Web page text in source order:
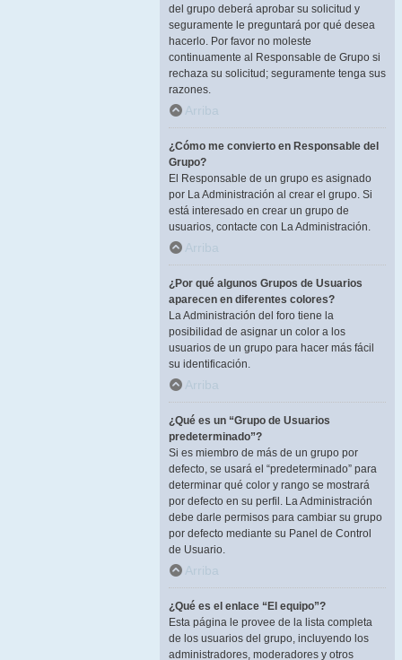
del grupo deberá aprobar su solicitud y
seguramente le preguntará por qué desea
hacerlo. Por favor no moleste
continuamente al Responsable de Grupo si
rechaza su solicitud; seguramente tenga sus
razones.
Arriba
¿Cómo me convierto en Responsable del
Grupo?
El Responsable de un grupo es asignado
por La Administración al crear el grupo. Si
está interesado en crear un grupo de
usuarios, contacte con La Administración.
Arriba
¿Por qué algunos Grupos de Usuarios
aparecen en diferentes colores?
La Administración del foro tiene la
posibilidad de asignar un color a los
usuarios de un grupo para hacer más fácil
su identificación.
Arriba
¿Qué es un “Grupo de Usuarios
predeterminado”?
Si es miembro de más de un grupo por
defecto, se usará el “predeterminado” para
determinar qué color y rango se mostrará
por defecto en su perfil. La Administración
debe darle permisos para cambiar su grupo
por defecto mediante su Panel de Control
de Usuario.
Arriba
¿Qué es el enlace “El equipo”?
Esta página le provee de la lista completa
de los usuarios del grupo, incluyendo los
administradores, moderadores y otros